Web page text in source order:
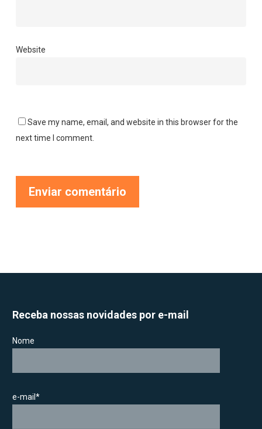
Website
Save my name, email, and website in this browser for the
next time I comment.
Receba nossas novidades por e-mail
Nome
e-mail*